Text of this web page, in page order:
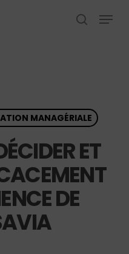
search
Menu
MANAGÉRIALE
ET
DE